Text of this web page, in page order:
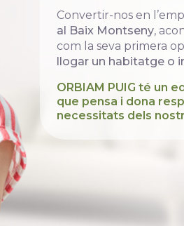
Convertir-nos en
al Baix Montseny,
com la seva primera
llogar un habitatge o
ORBIAM PUIG té un
que pensa i dona
necessitats dels